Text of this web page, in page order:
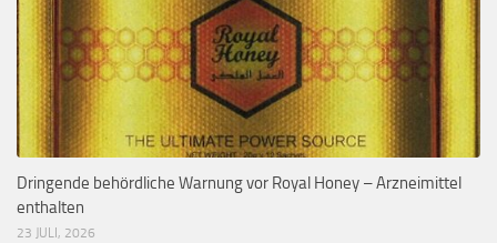
Dringende behördliche Warnung vor Royal Honey – Arzneimittel
enthalten
23 JULI, 2026